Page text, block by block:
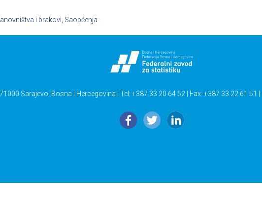
i brakovi Saopćenja
Sarajevo, Bosna i Hercegovina | Tel: +387 33 20 64 52 | Fax: +387 33 22 61 51 |